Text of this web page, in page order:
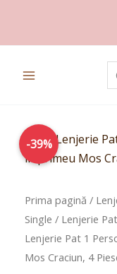
content
-39%
Prima pagină /
Single / Lenjerie
Lenjerie Pat 1
Mos Craciun, 4